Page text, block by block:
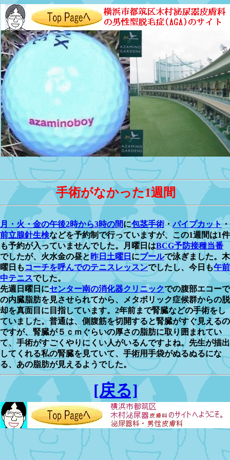
手術がなかった1週間
月・火・金の午後2時から3時の間に包茎手術・パイプカット・
前立腺針生検などを予約制で行っていますが、この1週間は1件
も予約が入っていませんでした。月曜日はBCG予防接種当番
でしたが、火水金の昼と 昨日土曜日 にプールで泳ぎました。木
曜日も コーチを呼んでのテニスレッスンでしたし、今日も午前
中テニスでした。
先週日曜日にセンター南の消化器クリニックでの腹部エコーで
の内臓脂肪を見させられてから、メタボリック症候群からの脱
却を真面目に目指しています。2年前まで腎臓などの手術をし
ていました。普通は、側腹筋を切開すると腎臓がすぐ見えるの
ですが、腎臓が５ｃｍぐらいの厚さの脂肪に取り囲まれてい
て、手術がすごくやりにくい人がいるんですよね。先生が描出
してくれる私の腎臓を見ていて、手術用手袋がぬるぬるにな
る、あの脂肪が見えるようでした。
[戻る]